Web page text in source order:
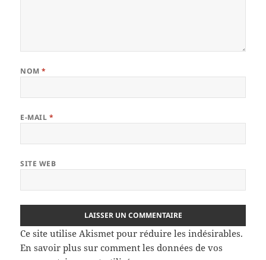
NOM*
E-MAIL *
SITE WEB
Ce site utilise Akismet pour réduire les indésirables.
En savoir plus sur comment les données de vos